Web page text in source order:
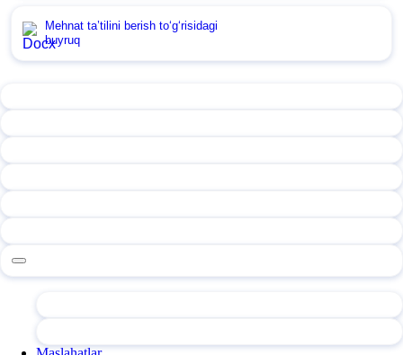
Mehnat ta’tilini berish toʻgʻrisidagi
buyruq